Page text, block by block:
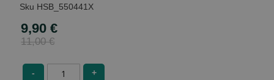
galleryHSB_550441X
Special
Price
9,90 €
11,00 €
- +